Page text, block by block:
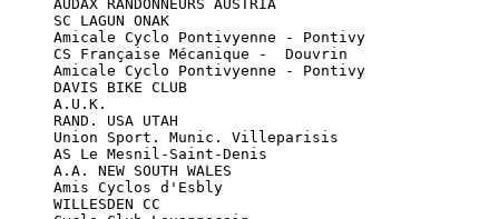
RANDONNEURS AUSTRIA
SC LAGUN ONAK
Amicale Cyclo Pontivyenne - Pontivy
Française Mécanique -  Douvrin
Amicale Cyclo Pontivyenne - Pontivy
DAVIS BIKE CLUB
A.U.K.
USA UTAH
Union Sport. Munic. Villeparisis
AS Le Mesnil-Saint-Denis
NEW SOUTH WALES
Amis Cyclos d'Esbly
WILLESDEN CC